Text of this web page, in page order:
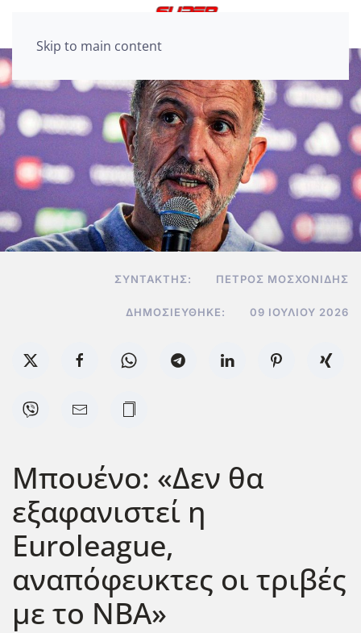
Skip to main content
ΣΥΝΤΆΚΤΗΣ: ΠΈΤΡΟΣ ΜΟΣΧΟΝΊΔΗΣ
ΔΗΜΟΣΙΕΎΘΗΚΕ: 09 ΙΟΥΛΊΟΥ 2026
Μπουένο: «Δεν θα
εξαφανιστεί η
Euroleague,
αναπόφευκτες οι τριβές
με το ΝΒΑ»